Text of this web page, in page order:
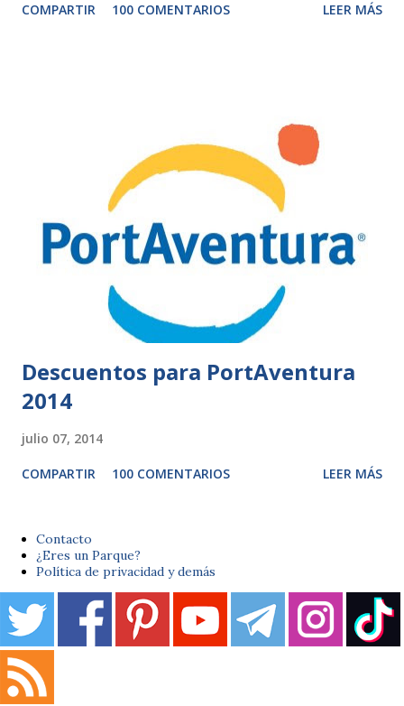
COMPARTIR 100 COMENTARIOS LEER MÁS
Descuentos para PortAventura
2014
julio 07, 2014
COMPARTIR 100 COMENTARIOS LEER MÁS
Contacto
¿Eres un Parque?
Política de privacidad y demás